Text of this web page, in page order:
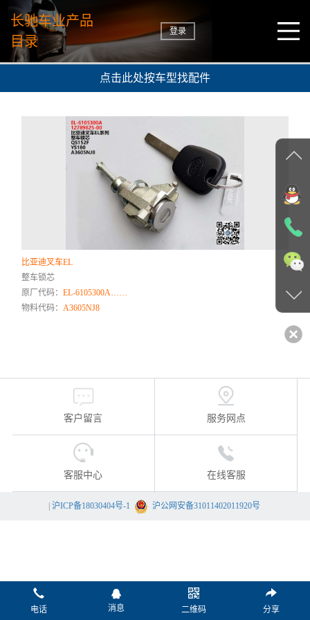
长驰车业产品
目录
登录
点击此处按车型找配件
比亚迪叉车EL
整车锁芯
原厂代码：EL-6105300A……
物料代码：A3605NJ8
客户留言 服务网点
客服中心 在线客服
沪ICP备18030404号-1 沪公网安备31011402011920号
电话 消息 二维码 分享